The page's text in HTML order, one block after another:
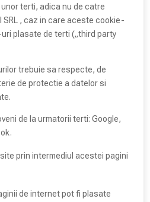
terti, adica nu de catre
SRL , caz in care aceste cookie-
plasate de terti („third party
trebuie sa respecte, de
de protectie a datelor si
de la urmatorii terti: Google,
prin intermediul acestei pagini
de internet pot fi plasate